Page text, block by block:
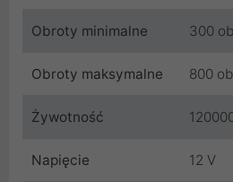
Obroty minimalne 300
Obroty maksymalne 800
Żywotność
Napięcie 12 V